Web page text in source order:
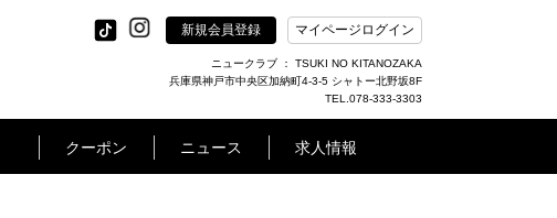
新規会員登録 マイページログイン
ニュークラブ ： TSUKI NO KITANOZAKA
兵庫県神戸市中央区加納町4-3-5 シャトー北野坂8F
TEL.078-333-3303
クーポン ニュース 求人情報